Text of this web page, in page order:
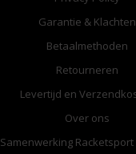
Garantie & Klachten
Betaalmethoden
Retourneren
Levertijd en
Over ons
Samenwerking